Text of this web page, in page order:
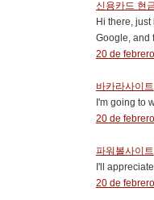
신용카드 현
Hi there,
Google, and
20 de
바카라사이트
I'm going to
20 de
파워볼사이트
I'll
20 de